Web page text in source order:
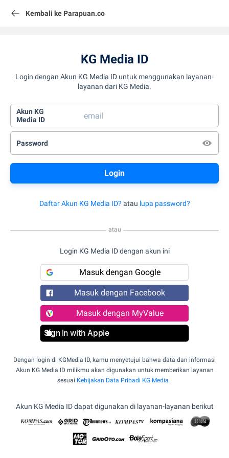
Kembali ke Parapuan.co
KG Media ID
Login dengan Akun KG Media ID untuk menggunakan layanan-
layanan dari KG Media.
Akun KG
Media ID
Password
Daftar Akun KG Media ID? atau lupa password?
atau
Login KG Media ID dengan akun ini
Masuk dengan Google
Masuk dengan Facebook
Masuk dengan MyValue
Sign in with Apple
Dengan login di KGMedia ID, kamu menyetujui bahwa data dan informasi
Akun KG Media ID milikmu akan digunakan untuk memberikan layanan
sesuai Kebijakan Data Pribadi KG Media .
Akun KG Media ID dapat digunakan di layanan-layanan berikut